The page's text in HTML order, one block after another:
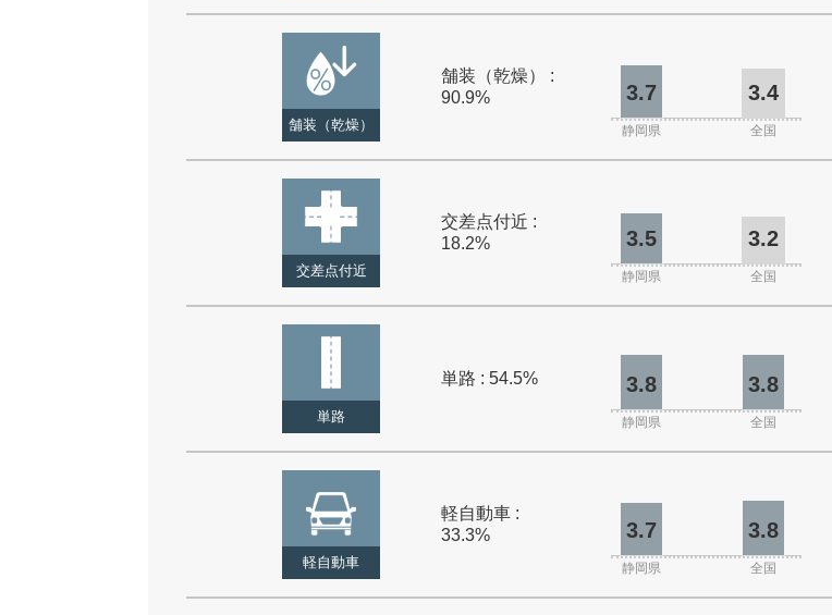
舗装（乾燥）
舗装（乾燥） :
90.9%
3.7 3.4
静岡県 全国
交差点付近
交差点付近 :
18.2%
3.5 3.2
静岡県 全国
単路
単路 : 54.5% 3.8 3.8
静岡県 全国
軽自動車
軽自動車 :
33.3%
3.7 3.8
静岡県 全国